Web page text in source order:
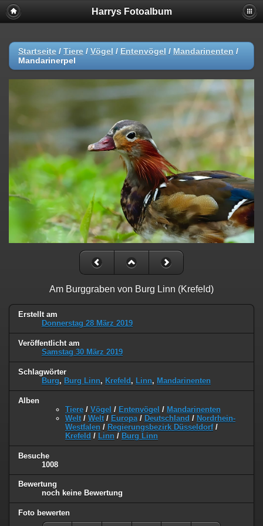
Harrys Fotoalbum
Startseite / Tiere / Vögel / Entenvögel / Mandarinenten /
Mandarinerpel
Am Burggraben von Burg Linn (Krefeld)
Erstellt am
Donnerstag 28 März 2019
Veröffentlicht am
Samstag 30 März 2019
Schlagwörter
Burg, Burg Linn, Krefeld , Linn, Mandarinenten
Alben
Tiere / Vögel / Entenvögel / Mandarinenten
Welt / Welt / Europa / Deutschland / Nordrhein-
Westfalen / Regierungsbezirk Düsseldorf/
Krefeld / Linn / Burg Linn
Besuche
1008
Bewertung
noch keine Bewertung
Foto bewerten